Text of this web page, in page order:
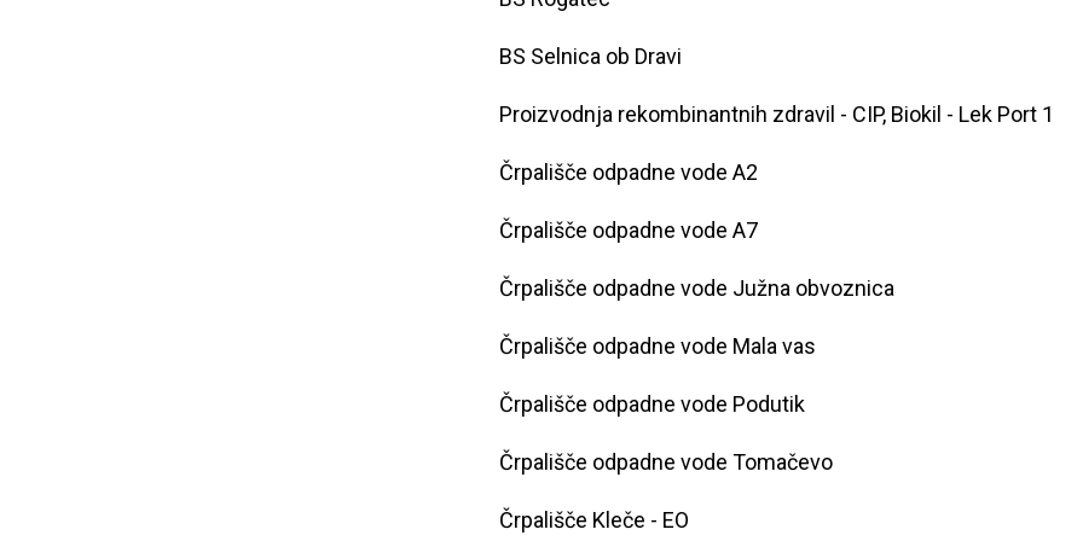
BS Selnica ob Dravi
Proizvodnja rekombinantnih zdravil - CIP, Biokil - Lek Port 1
Črpališče odpadne vode A2
Črpališče odpadne vode A7
Črpališče odpadne vode Južna obvoznica
Črpališče odpadne vode Mala vas
Črpališče odpadne vode Podutik
Črpališče odpadne vode Tomačevo
Črpališče Kleče - EO